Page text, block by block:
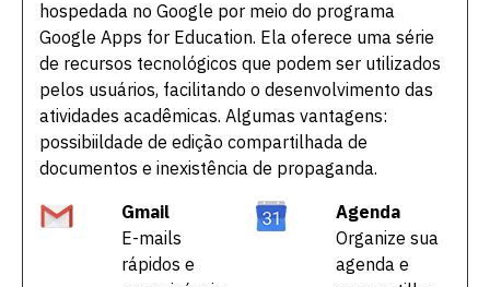
hospedada no Google por meio do programa
Google Apps for Education. Ela oferece uma série
de recursos tecnológicos que podem ser utilizados
pelos usuários, facilitando o desenvolvimento das
atividades acadêmicas. Algumas vantagens:
possibiildade de edição compartilhada de
documentos e inexistência de propaganda.
Gmail
E-mails
rápidos e
Agenda
Organize sua
agenda e